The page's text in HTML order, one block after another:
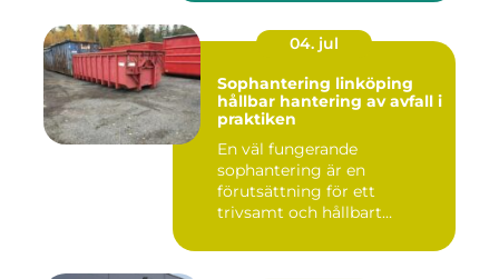
04. jul
Sophantering linköping
hållbar hantering av avfall i
praktiken
En väl fungerande
sophantering är en
förutsättning för ett
trivsamt och hållbart